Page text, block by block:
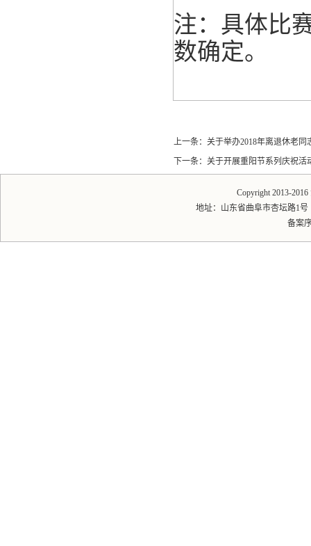
注：具体比
数确定。
上一条： 关于举办2018年离退休老同
下一条： 关于开展重阳节系列庆祝活
Copyright 2013-
地址：山东省曲阜市杏坛路1
备案